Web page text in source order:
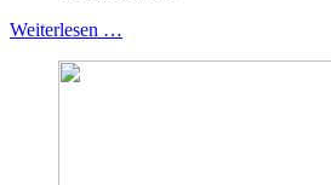
Weiterlesen …